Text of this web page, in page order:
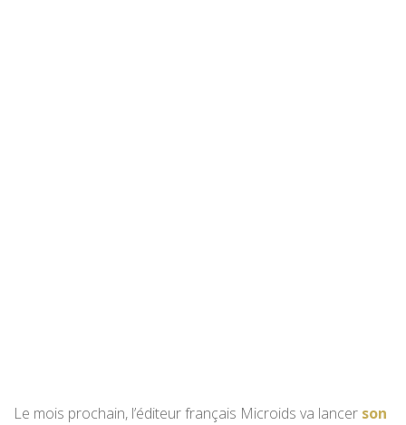
Le mois prochain, l’éditeur français Microids va lancer son